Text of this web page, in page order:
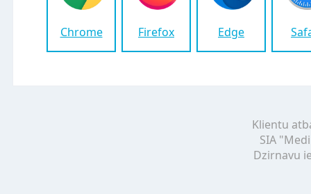
Chrome Firefox Edge
Klientu
SIA
Dzirnavu